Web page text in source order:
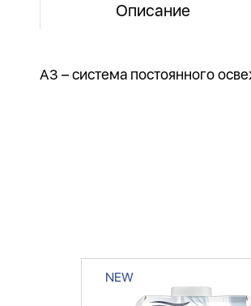
Описание
А3 – система постоянного
NEW